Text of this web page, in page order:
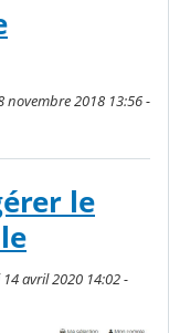
2018 13:56 -
le
avril 2020 14:02 -